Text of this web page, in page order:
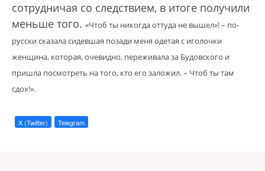
сотрудничая со следствием, в итоге получили
меньше того. «Чтоб ты никогда оттуда не вышел»! – по-
русски сказала сидевшая позади меня одетая с иголочки
женщина, которая, очевидно, переживала за Будовского и
пришла посмотреть на того, кто его заложил. – Чтоб ты там
сдох!».
X (Twitter) Telegram